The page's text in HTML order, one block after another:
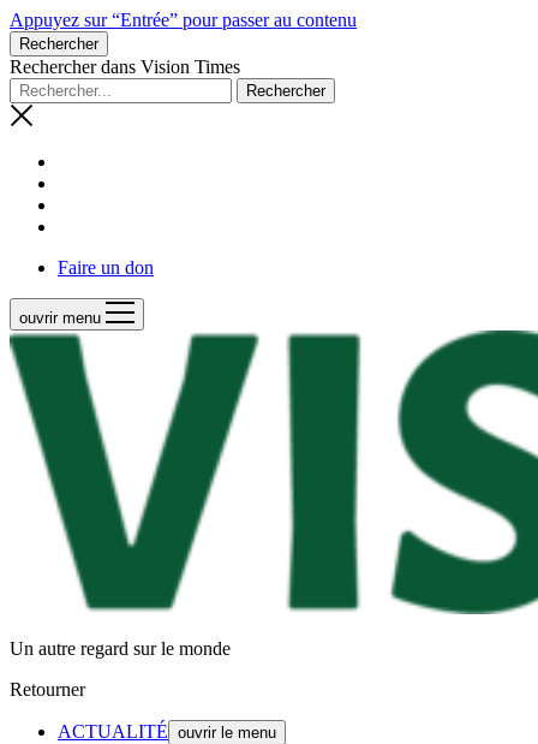
Appuyez sur “Entrée” pour passer au contenu
Rechercher
Rechercher dans Vision Times
Faire un don
ouvrir menu
Un autre regard sur le monde
Retourner
ACTUALITÉ ouvrir le menu